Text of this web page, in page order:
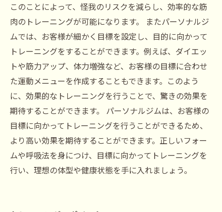
このことによって、怪我のリスクを減らし、効率的な筋
肉のトレーニングが可能になります。 またパーソナルジ
ムでは、お客様が細かく目標を設定し、目的に向かって
トレーニングをすることができます。例えば、ダイエッ
トや筋力アップ、体力増強など、お客様の目標に合わせ
た運動メニューを作成することもできます。このよう
に、効果的なトレーニングを行うことで、驚きの効果を
期待することができます。 パーソナルジムは、お客様の
目標に向かってトレーニングを行うことができるため、
より高い効果を期待することができます。正しいフォー
ムや呼吸法を身につけ、目標に向かってトレーニングを
行い、理想の体型や健康状態を手に入れましょう。